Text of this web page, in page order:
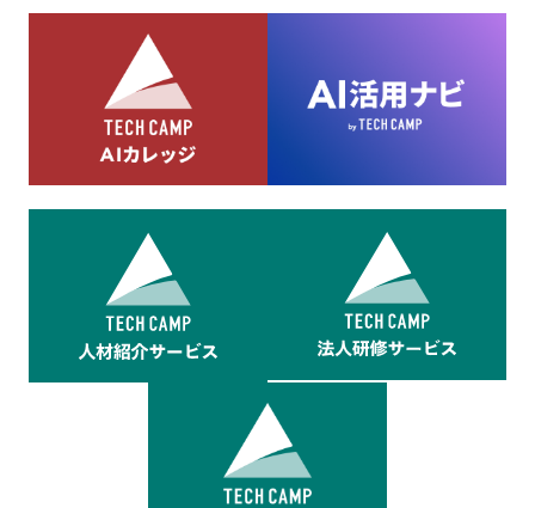
当社は第三者が運営するデータ・マネジメント・プラットフォ
ームからcookieにより収集されたウェブの閲覧機歴及びその分
析結果を取得し、これをお客様の個人データと結びつけた上
で、広告配信等の目的で利用いたします。